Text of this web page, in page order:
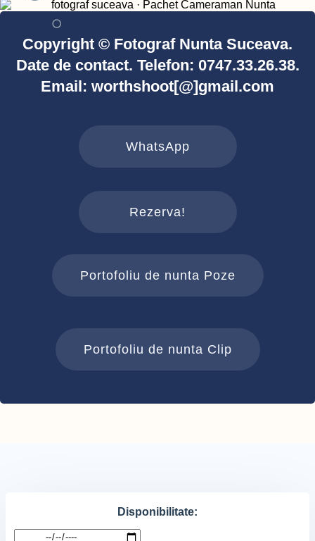
Copyright © Fotograf Nunta Suceava.
Date de contact. Telefon: 0747.33.26.38.
Email: worthshoot[@]gmail.com
WhatsApp
Rezerva!
Portofoliu de nunta Poze
Portofoliu de nunta Clip
Disponibilitate: